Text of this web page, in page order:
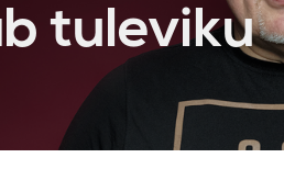
tuleviku